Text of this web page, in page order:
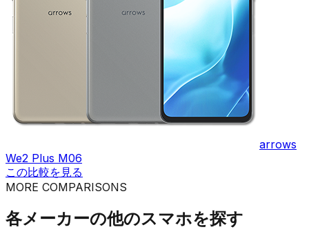
arrows
We2 Plus M06
この比較を見る
MORE COMPARISONS
各メーカーの他のスマホを探す